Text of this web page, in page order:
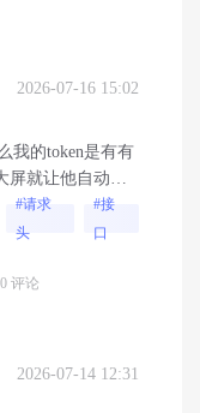
2026-07-16 15:02
我的token是有有
屏就让他自动调
说保存到项目参
#请求
头
#接
口
0 评论
2026-07-14 12:31